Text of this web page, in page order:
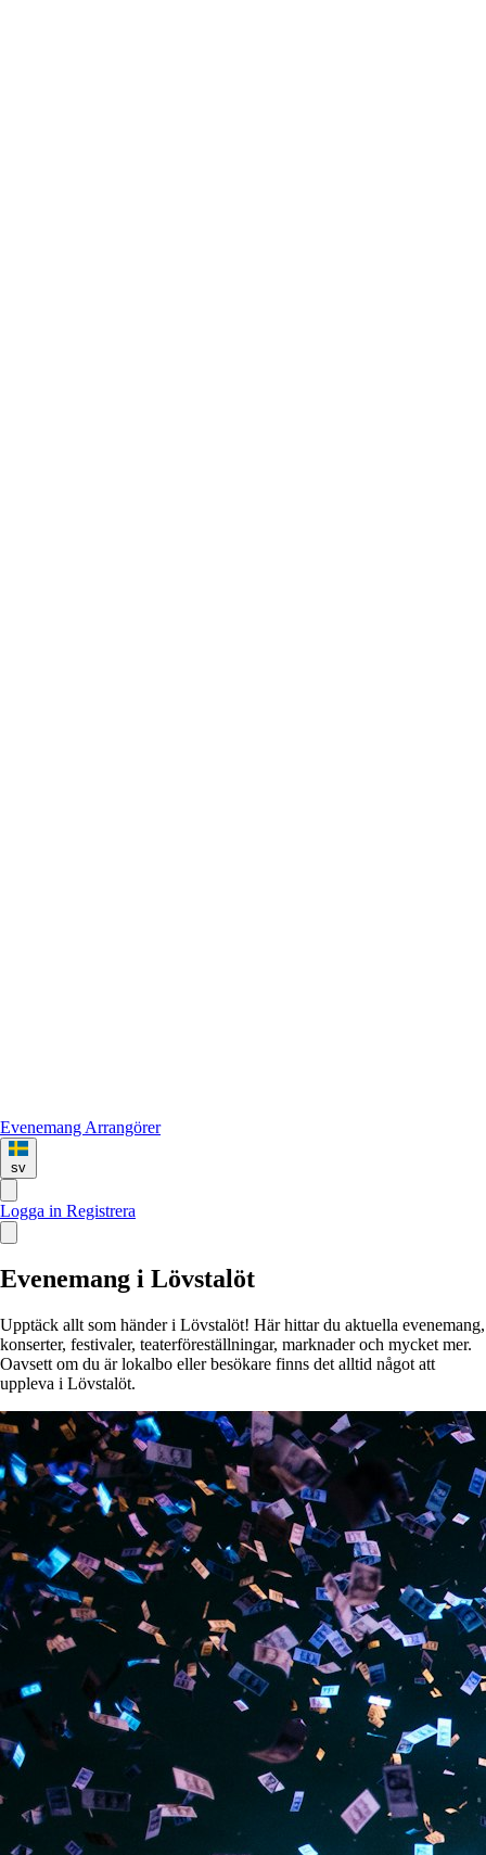
Evenemang Arrangörer
sv
Logga in Registrera
Evenemang i Lövstalöt
Upptäck allt som händer i Lövstalöt! Här hittar du aktuella evenemang,
konserter, festivaler, teaterföreställningar, marknader och mycket mer.
Oavsett om du är lokalbo eller besökare finns det alltid något att
uppleva i Lövstalöt.